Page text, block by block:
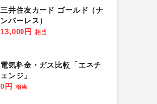
三井住友カード ゴールド（ナ
ンバーレス）
13,000円 相当
電気料金・ガス比較「エネチ
ェンジ」
0円 相当